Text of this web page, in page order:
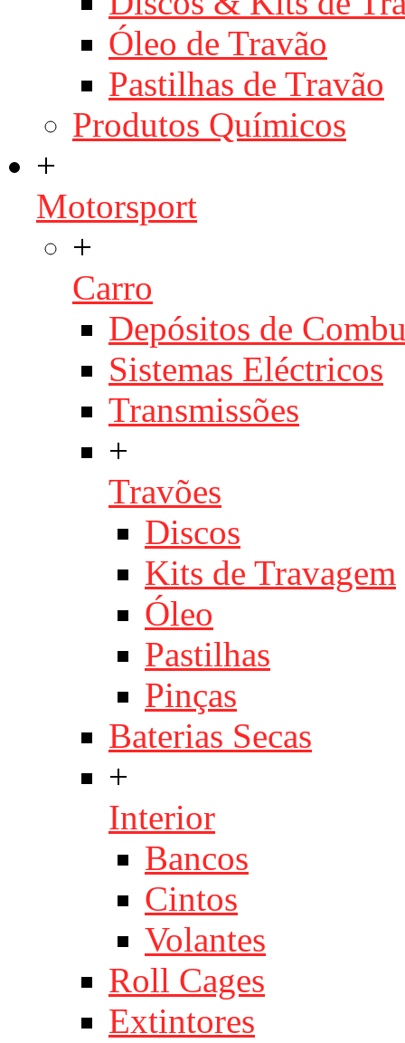
Óleo de Travão
Pastilhas de Travão
Produtos Químicos
+
Motorsport
+
Carro
Depósitos de
Sistemas Eléctricos
Transmissões
+
Travões
Discos
Kits de Travagem
Óleo
Pastilhas
Pinças
Baterias Secas
+
Interior
Bancos
Cintos
Volantes
Roll Cages
Extintores